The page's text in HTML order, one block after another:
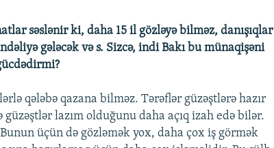
səslənir ki, daha 15 il gözləyə bilməz, danışıqlar
gələcək və s. Sizcə, indi Bakı bu münaqişəni
qələbə qazana bilməz. Tərəflər güzəştlərə hazır
güzəştlər lazım olduğunu daha açıq izah edə bilər.
üçün də gözləmək yox, daha çox iş görmək